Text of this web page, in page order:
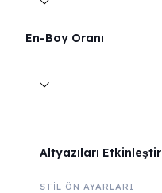
En-Boy Oranı
Altyazıları Etkinleştir
STİL ÖN AYARLARI